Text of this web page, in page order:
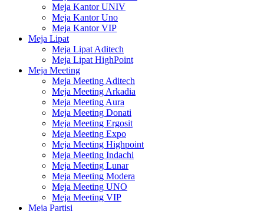
Meja Kantor UNIV
Meja Kantor Uno
Meja Kantor VIP
Meja Lipat
Meja Lipat Aditech
Meja Lipat HighPoint
Meja Meeting
Meja Meeting Aditech
Meja Meeting Arkadia
Meja Meeting Aura
Meja Meeting Donati
Meja Meeting Ergosit
Meja Meeting Expo
Meja Meeting Highpoint
Meja Meeting Indachi
Meja Meeting Lunar
Meja Meeting Modera
Meja Meeting UNO
Meja Meeting VIP
Meja Partisi